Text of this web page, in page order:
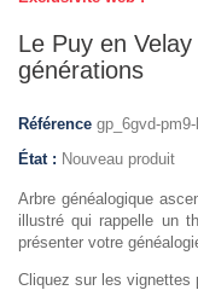
Le Puy en
générations
Référence gp_6gvd-
État : Nouveau produit
Arbre généalogique
illustré qui rappelle un
présenter votre
Cliquez sur les vignettes